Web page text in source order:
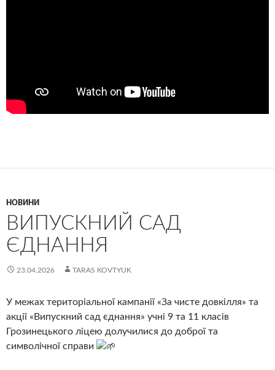
НОВИНИ
ВИПУСКНИЙ САД
ЄДНАННЯ
23.04.2026 TARAS KOVTYUK
У межах територіальної кампанії «За чисте довкілля» та
акції «Випускний сад єднання» учні 9 та 11 класів
Грозинецького ліцею долучилися до доброї та
символічної справи